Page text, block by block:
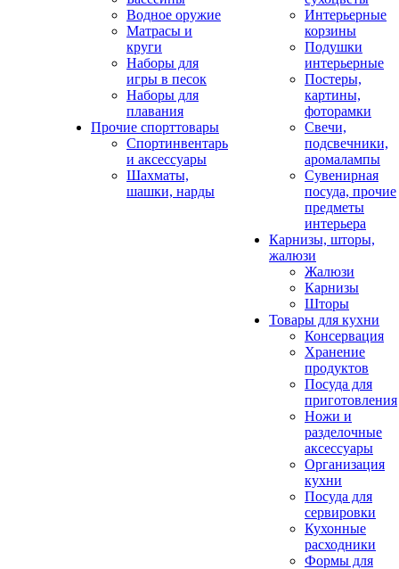
Водное оружие
Матрасы и
круги
Наборы для
игры в песок
Наборы для
плавания
Прочие спорттовары
Спортинвентарь
и аксессуары
Шахматы,
шашки, нарды
Интерьерные
корзины
Подушки
интерьерные
Постеры,
картины,
фоторамки
Свечи,
подсвечники,
аромалампы
Сувенирная
посуда, прочие
предметы
интерьера
Карнизы, шторы,
жалюзи
Жалюзи
Карнизы
Шторы
Товары для кухни
Консервация
Хранение
продуктов
Посуда для
приготовления
Ножи и
разделочные
аксессуары
Организация
кухни
Посуда для
сервировки
Кухонные
расходники
Формы для